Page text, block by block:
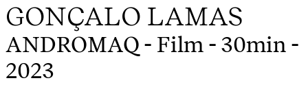
GONÇALO LAMAS
ANDROMAQ - Film - 30min -
2023